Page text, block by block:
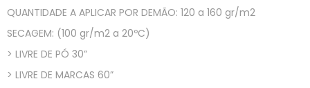
QUANTIDADE A APLICAR POR DEMÃO: 120 a 160 gr/m2
SECAGEM: (100 gr/m2 a 20ºC)
> LIVRE DE PÓ 30”
> LIVRE DE MARCAS 60”